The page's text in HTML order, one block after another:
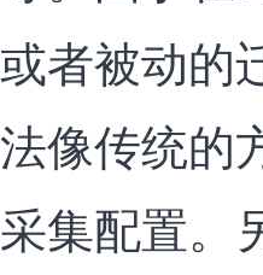
或者被动的
法像传统的
采集配置。